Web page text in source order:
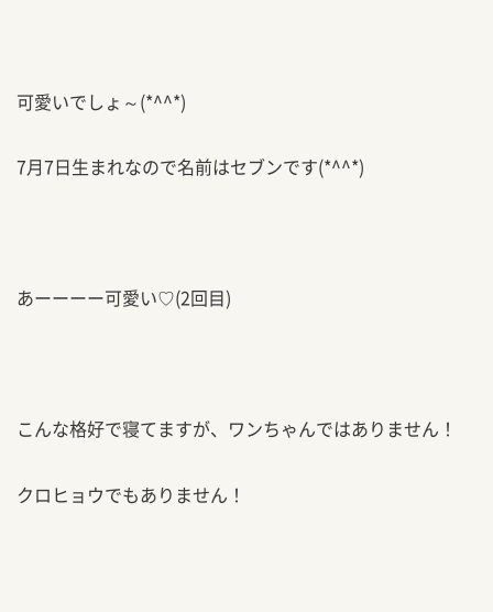
可愛いでしょ～(*^^*)
7月7日生まれなので名前はセブンです(*^^*)
あーーーー可愛い♡(2回目)
こんな格好で寝てますが、ワンちゃんではありません！
クロヒョウでもありません！